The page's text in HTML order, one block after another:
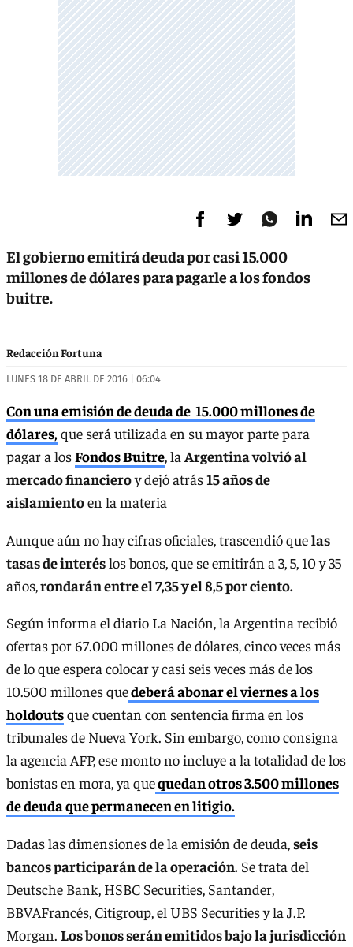
El gobierno emitirá deuda por casi 15.000
millones de dólares para pagarle a los fondos
buitre.
Redacción Fortuna
LUNES 18 DE ABRIL DE 2016 | 06:04
Con una emisión de deuda de 15.000 millones de
dólares,que será utilizada en su mayor parte para
pagar a losFondos Buitre, la Argentina volvió al
mercado financieroy dejó atrás15 años de
aislamientoen la materia
Aunque aún no hay cifras oficiales, trascendió quelas
tasas de interéslos bonos, que se emitirán a 3, 5, 10 y 35
años,rondarán entre el 7,35 y el 8,5 por ciento.
Según informa el diario La Nación, la Argentina recibió
ofertas por 67.000 millones de dólares, cinco veces más
de lo que espera colocar y casi seis veces más de los
10.500 millones quedeberá abonar el viernes a los
holdoutsque cuentan con sentencia firma en los
tribunales de Nueva York. Sin embargo, como consigna
la agencia AFP, ese monto no incluye a la totalidad de los
bonistas en mora, ya quequedan otros 3.500 millones
de deuda que permanecen en litigio.
Dadas las dimensiones de la emisión de deuda,seis
bancos participarán de la operación. Se trata del
Deutsche Bank, HSBC Securities, Santander,
BBVAFrancés, Citigroup, el UBS Securities y la J.P.
Morgan. Los bonos serán emitidos bajo la jurisdicción